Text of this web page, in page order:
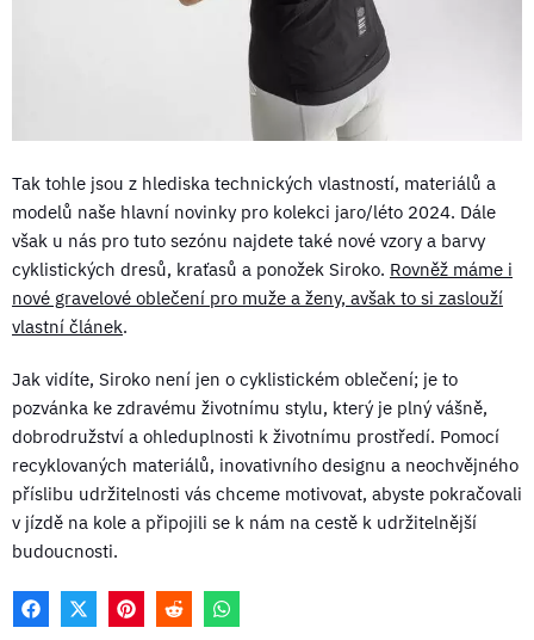
Tak tohle jsou z hlediska technických vlastností, materiálů a
modelů naše hlavní novinky pro kolekci jaro/léto 2024. Dále
však u nás pro tuto sezónu najdete také nové vzory a barvy
cyklistických dresů, kraťasů a ponožek Siroko. Rovněž máme i
nové gravelové oblečení pro muže a ženy, avšak to si zaslouží
vlastní článek.
Jak vidíte, Siroko není jen o cyklistickém oblečení; je to
pozvánka ke zdravému životnímu stylu, který je plný vášně,
dobrodružství a ohleduplnosti k životnímu prostředí. Pomocí
recyklovaných materiálů, inovativního designu a neochvějného
příslibu udržitelnosti vás chceme motivovat, abyste pokračovali
v jízdě na kole a připojili se k nám na cestě k udržitelnější
budoucnosti.
F
P
R